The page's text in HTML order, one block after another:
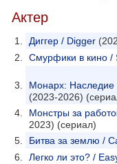
Актер
Диггер / Digger
Смурфики в кино /
Монарх: Наследие
(2023-2026)
Монстры за
2023) (сериал)
Битва за землю /
Легко ли это? /